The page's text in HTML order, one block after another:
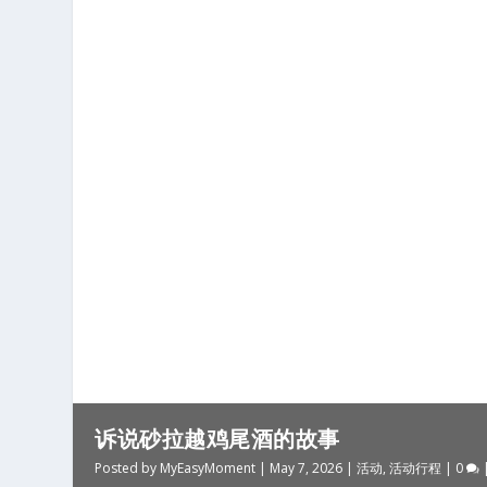
诉说砂拉越鸡尾酒的故事
Posted by MyEasyMoment | May 7, 2026 |活动,活动行程 | 0